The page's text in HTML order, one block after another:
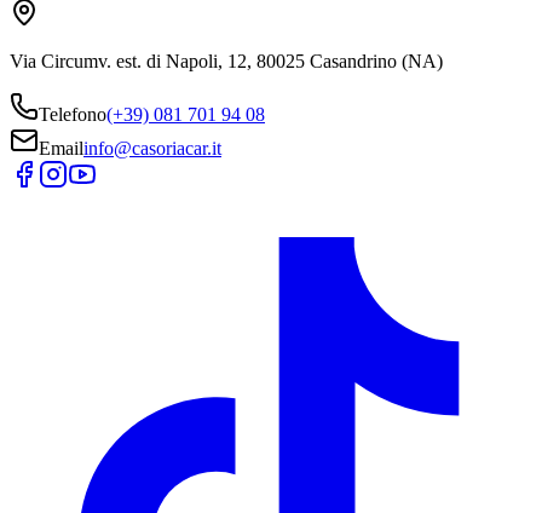
Via Circumv. est. di Napoli, 12, 80025 Casandrino (NA)
Telefono(+39) 081 701 94 08
Emailinfo@casoriacar.it